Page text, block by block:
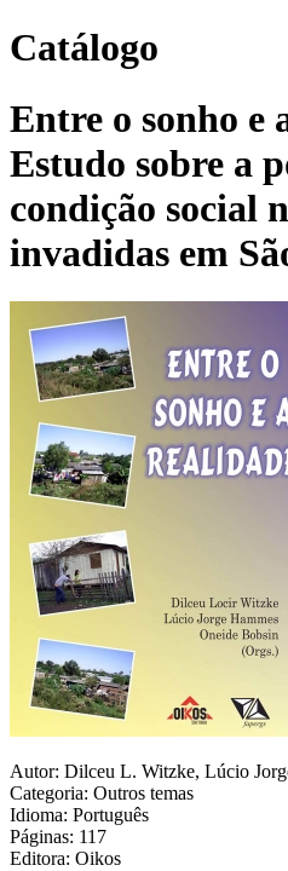
Catálogo
Entre o sonho e
Estudo sobre a
condição social
invadidas em
Autor: Dilceu L. Witzke, Lúcio
Categoria: Outros temas
Idioma: Português
Páginas: 117
Editora: Oikos